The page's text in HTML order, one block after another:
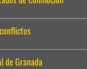
de Granada